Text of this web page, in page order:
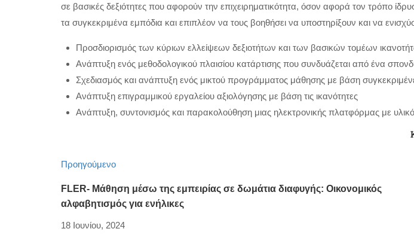
σε βασικές δεξιότητες που αφορούν την επιχειρηματικότητα, όσον αφορά τον τρόπο
τα συγκεκριμένα εμπόδια και επιπλέον να τους βοηθήσει να υποστηρίξουν και να
Προσδιορισμός των κύριων ελλείψεων δεξιοτήτων και των βασικών τομέων
Ανάπτυξη ενός μεθοδολογικού πλαισίου κατάρτισης που συνδυάζεται από ένα
Σχεδιασμός και ανάπτυξη ενός μικτού προγράμματος μάθησης με βάση
Ανάπτυξη επιγραμμικού εργαλείου αξιολόγησης με βάση τις ικανότητες
Ανάπτυξη, συντονισμός και παρακολούθηση μιας ηλεκτρονικής πλατφόρμας με
Προηγούμενο
FLER- Μάθηση μέσω της εμπειρίας σε δωμάτια διαφυγής: Οικονομικός
αλφαβητισμός για ενήλικες
18 Ιουνίου, 2024